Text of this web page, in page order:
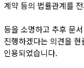
계약 등의 법률관계를
등을 소명하고 추후 문
진행하겠다는 의견을
인용되었습니다.